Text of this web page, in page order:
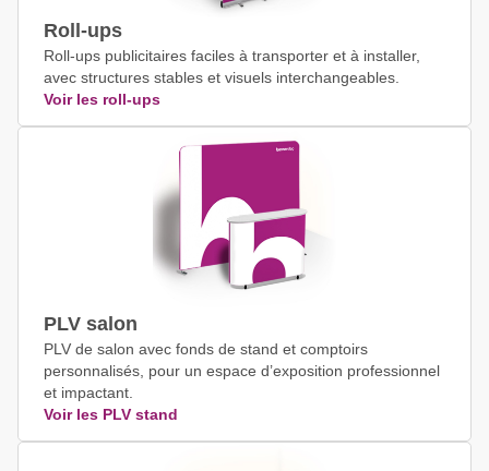
Roll-ups
Roll-ups publicitaires faciles à transporter et à installer,
avec structures stables et visuels interchangeables.
Voir les roll-ups
PLV salon
PLV de salon avec fonds de stand et comptoirs
personnalisés, pour un espace d’exposition professionnel
et impactant.
Voir les PLV stand